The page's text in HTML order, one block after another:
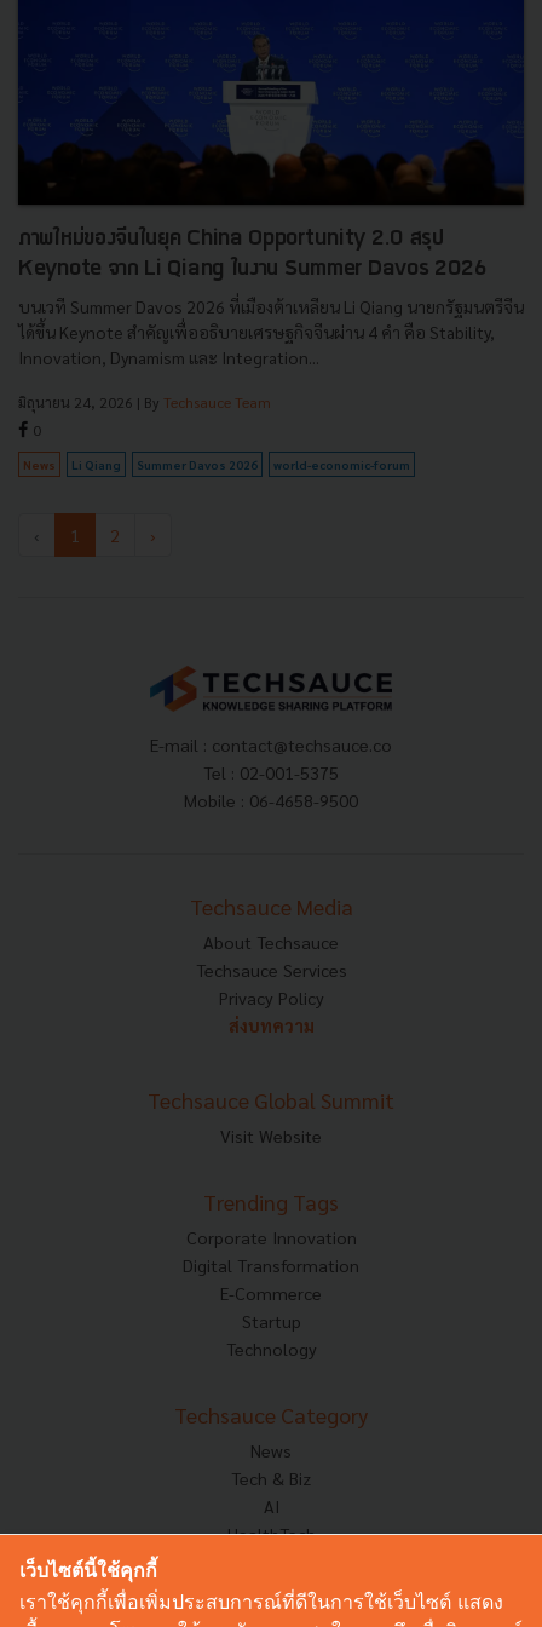
ภาพใหม่ของจีนในยุค China Opportunity 2.0 สรุป
Keynote จาก Li Qiang ในงาน Summer Davos 2026
บนเวที Summer Davos 2026 ที่เมืองต้าเหลียน Li Qiang นายกรัฐมนตรีจีน
ได้ขึ้น Keynote สำคัญเพื่ออธิบายเศรษฐกิจจีนผ่าน 4 คำ คือ Stability,
Innovation, Dynamism และ Integration...
มิถุนายน 24, 2026 | By Techsauce Team
0
News Li Qiang Summer Davos 2026 world-economic-forum
‹ 1 2 ›
E-mail : contact@techsauce.co
Tel : 02-001-5375
Mobile : 06-4658-9500
Techsauce Media
About Techsauce
Techsauce Services
Privacy Policy
ส่งบทความ
Techsauce Global Summit
Visit Website
Trending Tags
Corporate Innovation
Digital Transformation
E-Commerce
Startup
Technology
Techsauce Category
News
Tech & Biz
AI
HealthTech
Corp Innov
Saucy Thoughts
เว็บไซต์นี้ใช้คุกกี้
เราใช้คุกกี้เพื่อเพิ่มประสบการณ์ที่ดีในการใช้เว็บไซต์ แสดง